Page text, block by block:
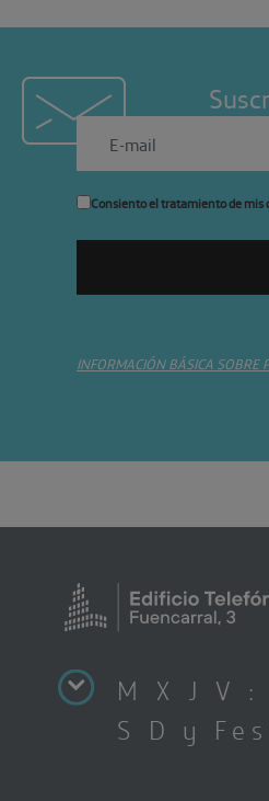
Consiento el tratamiento de mis
INFORMACIÓN BÁSICA SOBRE
M X J V :
S D y